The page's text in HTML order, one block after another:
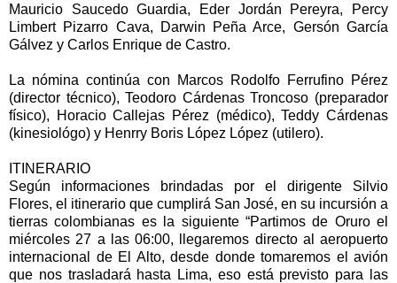
Mauricio Saucedo Guardia, Eder Jordán Pereyra, Percy
Limbert Pizarro Cava, Darwin Peña Arce, Gersón García
Gálvez y Carlos Enrique de Castro.
La nómina continúa con Marcos Rodolfo Ferrufino Pérez
(director técnico), Teodoro Cárdenas Troncoso (preparador
físico), Horacio Callejas Pérez (médico), Teddy Cárdenas
(kinesiológo) y Henrry Boris López López (utilero).
ITINERARIO
Según informaciones brindadas por el dirigente Silvio
Flores, el itinerario que cumplirá San José, en su incursión a
tierras colombianas es la siguiente “Partimos de Oruro el
miércoles 27 a las 06:00, llegaremos directo al aeropuerto
internacional de El Alto, desde donde tomaremos el avión
que nos trasladará hasta Lima, eso está previsto para las